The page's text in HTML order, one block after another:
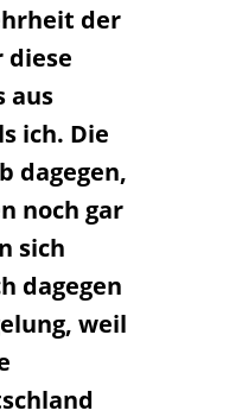
der
diese
aus
ich. Die
dagegen,
noch gar
sich
dagegen
weil